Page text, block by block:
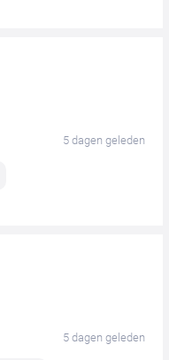
5 dagen geleden
5 dagen geleden